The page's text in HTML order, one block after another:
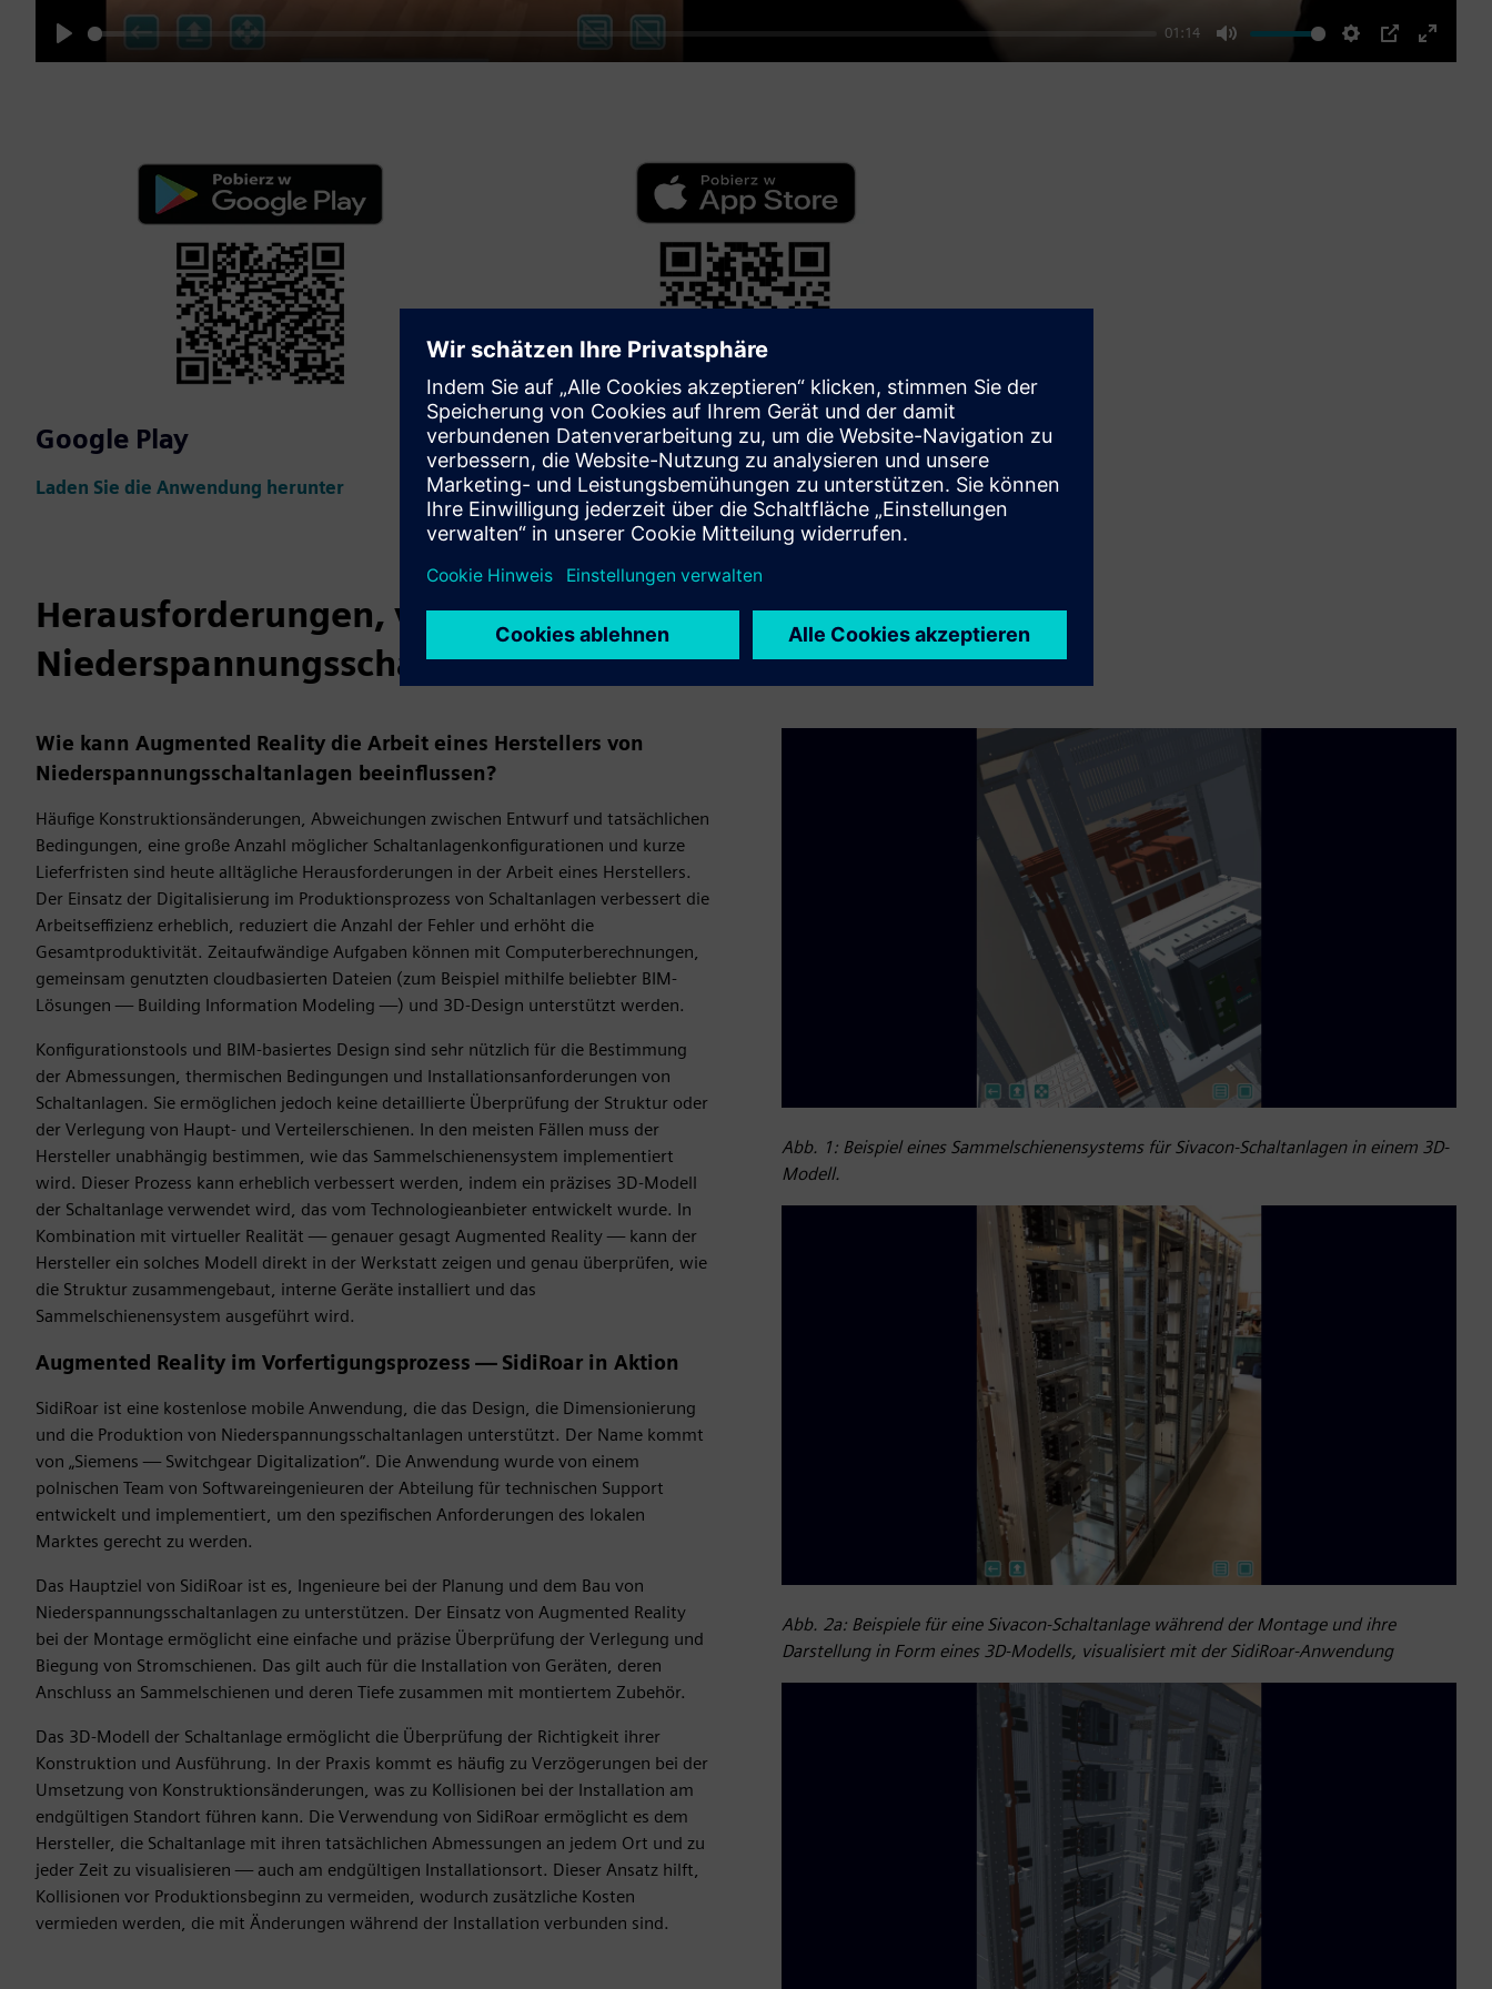
Play
01:14
Mute Settings
PIP
Enter
Google Play
Laden Sie die Anwendung herunter
App Store
Laden Sie die Anwendung herunter
Herausforderungen, vor denen der Hersteller von
Niederspannungsschaltanlagen steht
Wie kann Augmented Reality die Arbeit eines Herstellers von
Niederspannungsschaltanlagen beeinflussen?
Häufige Konstruktionsänderungen, Abweichungen zwischen Entwurf und tatsächlichen
Bedingungen, eine große Anzahl möglicher Schaltanlagenkonfigurationen und kurze
Lieferfristen sind heute alltägliche Herausforderungen in der Arbeit eines Herstellers.
Der Einsatz der Digitalisierung im Produktionsprozess von Schaltanlagen verbessert die
Arbeitseffizienz erheblich, reduziert die Anzahl der Fehler und erhöht die
Gesamtproduktivität. Zeitaufwändige Aufgaben können mit Computerberechnungen,
gemeinsam genutzten cloudbasierten Dateien (zum Beispiel mithilfe beliebter BIM-
Lösungen — Building Information Modeling —) und 3D-Design unterstützt werden.
Konfigurationstools und BIM-basiertes Design sind sehr nützlich für die Bestimmung
der Abmessungen, thermischen Bedingungen und Installationsanforderungen von
Schaltanlagen. Sie ermöglichen jedoch keine detaillierte Überprüfung der Struktur oder
der Verlegung von Haupt- und Verteilerschienen. In den meisten Fällen muss der
Hersteller unabhängig bestimmen, wie das Sammelschienensystem implementiert
wird. Dieser Prozess kann erheblich verbessert werden, indem ein präzises 3D-Modell
der Schaltanlage verwendet wird, das vom Technologieanbieter entwickelt wurde. In
Kombination mit virtueller Realität — genauer gesagt Augmented Reality — kann der
Hersteller ein solches Modell direkt in der Werkstatt zeigen und genau überprüfen, wie
die Struktur zusammengebaut, interne Geräte installiert und das
Sammelschienensystem ausgeführt wird.
Augmented Reality im Vorfertigungsprozess — SidiRoar in Aktion
SidiRoar ist eine kostenlose mobile Anwendung, die das Design, die Dimensionierung
und die Produktion von Niederspannungsschaltanlagen unterstützt. Der Name kommt
von „Siemens — Switchgear Digitalization“. Die Anwendung wurde von einem
polnischen Team von Softwareingenieuren der Abteilung für technischen Support
entwickelt und implementiert, um den spezifischen Anforderungen des lokalen
Marktes gerecht zu werden.
Das Hauptziel von SidiRoar ist es, Ingenieure bei der Planung und dem Bau von
Niederspannungsschaltanlagen zu unterstützen. Der Einsatz von Augmented Reality
bei der Montage ermöglicht eine einfache und präzise Überprüfung der Verlegung und
Biegung von Stromschienen. Das gilt auch für die Installation von Geräten, deren
Anschluss an Sammelschienen und deren Tiefe zusammen mit montiertem Zubehör.
Das 3D-Modell der Schaltanlage ermöglicht die Überprüfung der Richtigkeit ihrer
Konstruktion und Ausführung. In der Praxis kommt es häufig zu Verzögerungen bei der
Umsetzung von Konstruktionsänderungen, was zu Kollisionen bei der Installation am
endgültigen Standort führen kann. Die Verwendung von SidiRoar ermöglicht es dem
Hersteller, die Schaltanlage mit ihren tatsächlichen Abmessungen an jedem Ort und zu
jeder Zeit zu visualisieren — auch am endgültigen Installationsort. Dieser Ansatz hilft,
Kollisionen vor Produktionsbeginn zu vermeiden, wodurch zusätzliche Kosten
vermieden werden, die mit Änderungen während der Installation verbunden sind.
Abb. 1: Beispiel eines Sammelschienensystems für Sivacon-Schaltanlagen in einem 3D-
Modell.
Abb. 2a: Beispiele für eine Sivacon-Schaltanlage während der Montage und ihre
Darstellung in Form eines 3D-Modells, visualisiert mit der SidiRoar-Anwendung